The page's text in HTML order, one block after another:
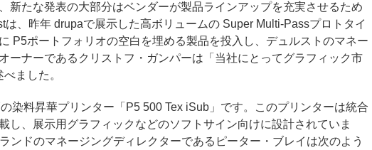
新たな発表の大部分はベンダーが製品ラインアップを充実させるため
は、昨年 drupaで展示した高ボリュームの Super Multi-Passプロトタイ
P5ポートフォリオの空白を埋める製品を投入し、デュルストのマネー
ーナーであるクリストフ・ガンパーは「当社にとってグラフィック市
ました。
染料昇華プリンター「P5 500 Tex iSub」です。このプリンターは統合
し、展示用グラフィックなどのソフトサイン向けに設計されていま
ンドのマネージングディレクターであるピーター・ブレイは次のよう